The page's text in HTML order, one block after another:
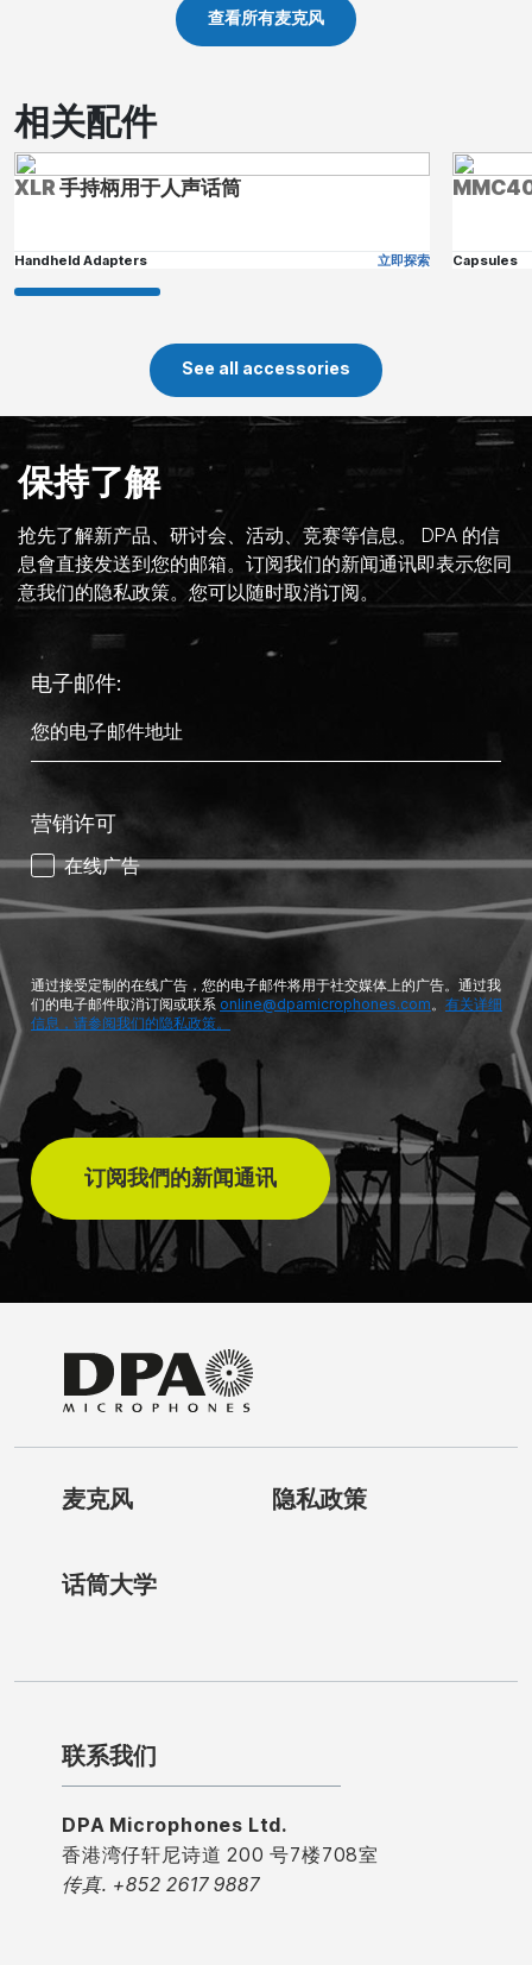
查看所有麦克风
相关配件
XLR手持柄用于人声话筒
Handheld Adapters 立即探索 Capsules
See all accessories
保持了解
抢先了解新产品、研讨会、活动、竞赛等信息。 DPA 的信
息會直接发送到您的邮箱。订阅我们的新闻通讯即表示您同
意我们的隐私政策。您可以随时取消订阅。
电子邮件:
营销许可
在线广告
通过接受定制的在线广告，您的电子邮件将用于社交媒体上的广告。通过我
们的电子邮件取消订阅或联系 online@dpamicrophones.com 。 有关详细
信息，请参阅我们的隐私政策。
订阅我們的新闻通讯
麦克风 隐私政策
话筒大学
联系我们
DPA Microphones Ltd.
香港湾仔轩尼诗道 200 号7楼708室
传真. +852 2617 9887